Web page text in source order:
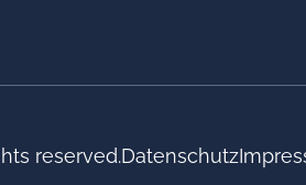
reserved.Datenschutz